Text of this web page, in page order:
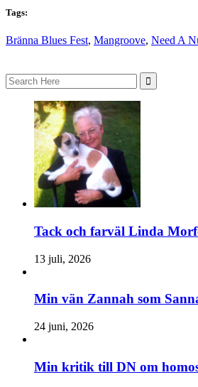
Tags:
Bränna Blues Fest, Mangroove, Need A
Search
for:
Tack och farväl Linda
13 juli, 2026
Min vän Zannah som
24 juni, 2026
Min kritik till DN om